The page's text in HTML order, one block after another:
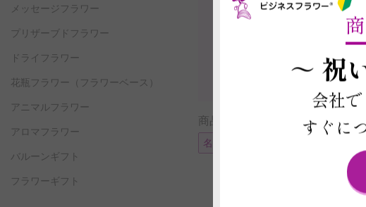
商品に付帯可能なサービス
名札
メッセージフラワー
プリザーブドフラワー
ドライフラワー
花瓶フラワー （フラワーベース）
アニマルフラワー
アロマフラワー
バルーンギフト
フラワーギフト
～ 祝
会社
すぐに